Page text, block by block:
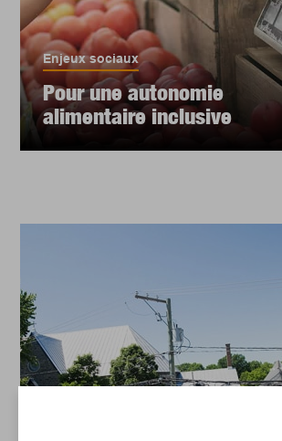
Enjeux sociaux
Pour une autonomie
alimentaire inclusive